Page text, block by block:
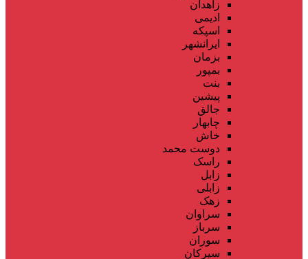
زاهدان
ادیمی
اسپکه
ایرانشهر
بزمان
بمپور
بنت
پیشین
جالق
چابهار
خاش
دوست محمد
راسک
زابل
زابلی
زهک
سراوان
سرباز
سوران
سیرکان